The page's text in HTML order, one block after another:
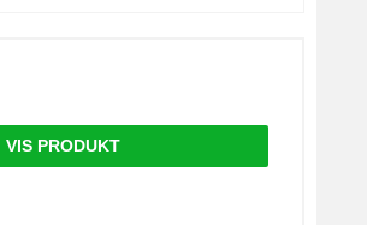
VIS PRODUKT